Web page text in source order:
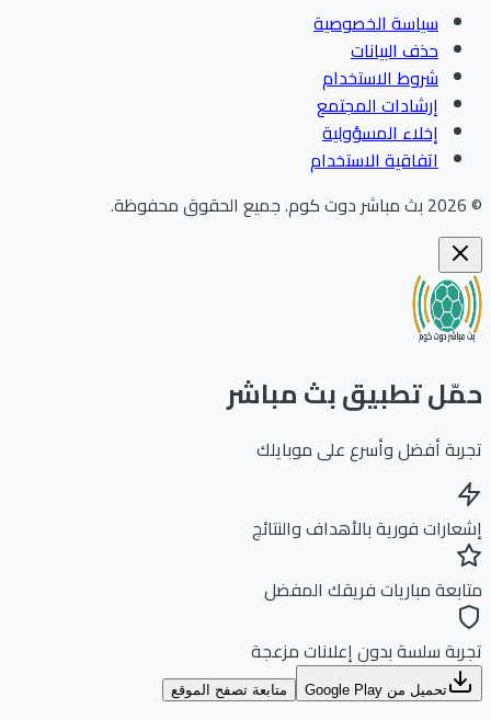
سياسة الخصوصية
حذف البيانات
شروط الاستخدام
إرشادات المجتمع
إخلاء المسؤولية
اتفاقية الاستخدام
بث مباشر دوت كوم.جميع الحقوق محفوظة.
تطبيق بث مباشر
أفضل وأسرع على موبايلك
فورية بالأهداف والنتائج
مباريات فريقك المفضل
سلسة بدون إعلانات مزعجة
تحميل من Google Play متابعة تصفح الموقع